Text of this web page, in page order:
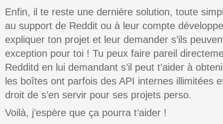
Enfin, il te reste une dernière solution, toute
au support de Reddit ou à leur compte
expliquer ton projet et leur demander s’ils
exception pour toi ! Tu peux faire pareil
Redditd en lui demandant s’il peut t’aider à
les boîtes ont parfois des API internes illimitées
droit de s’en servir pour ses projets perso.
Voilà, j’espère que ça pourra t’aider !